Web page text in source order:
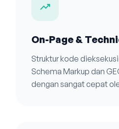
trending_up
On-Page &
Struktur kode
Schema Markup dan
dengan sangat cepat